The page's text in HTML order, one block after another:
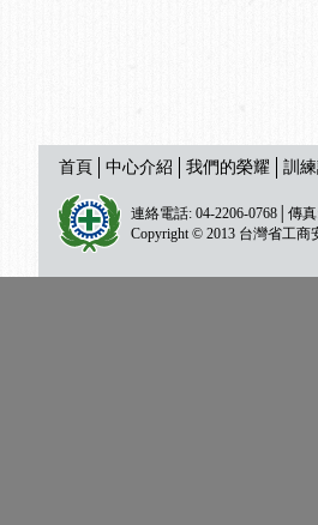
首頁 中心介紹 我們的榮耀 訓
連絡電話: 04-2206-0768│傳
Copyright © 2013 台灣省工商